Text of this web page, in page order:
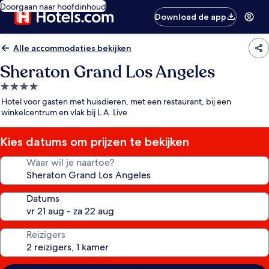
Doorgaan naar hoofdinhoud
Download de app
Alle accommodaties bekijken
Sheraton Grand Los Angeles
4.0-
sterrenaccommodatie
Hotel voor gasten met huisdieren, met een restaurant, bij een
winkelcentrum en vlak bij L.A. Live
Kies datums om prijzen te bekijken
Waar wil je naartoe?
Datums
Reizigers